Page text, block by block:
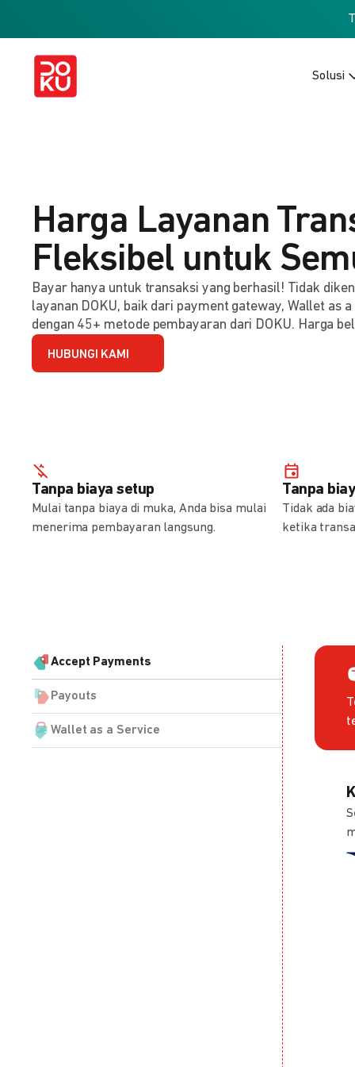
Solusi
Harga Layanan
Fleksibel untuk
Bayar hanya untuk transaksi yang berhasil! Tidak
layanan DOKU, baik dari payment gateway, Wallet as
dengan 45+ metode pembayaran dari DOKU. Harga
HUBUNGI KAMI
Tanpa biaya setup
Mulai tanpa biaya di muka, Anda bisa mulai
menerima pembayaran langsung.
Tanpa
Tidak ada
ketika
Accept Payments
Payouts
Wallet as a Service